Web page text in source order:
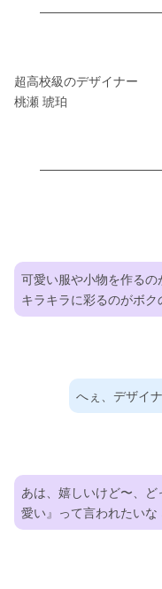
超高校級のデザイナー
桃瀬 琥珀
可愛い服や小物を作る
キラキラに彩るのがボ
へぇ、デザイ
あは、嬉しいけど〜、
愛い』って言われたいな